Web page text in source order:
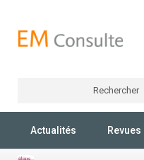
Rechercher
Actualités Revues